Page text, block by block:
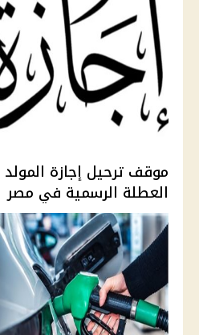
العطلة الرسمية في مصر